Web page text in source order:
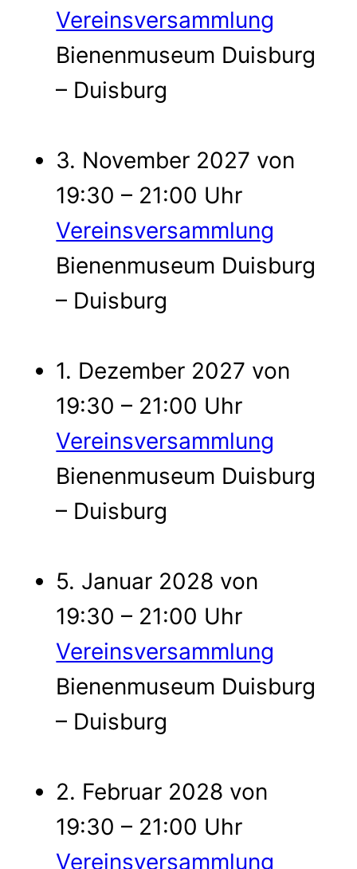
Vereinsversammlung
Bienenmuseum Duisburg
– Duisburg
3. November 2027 von
19:30 – 21:00 Uhr
Vereinsversammlung
Bienenmuseum Duisburg
– Duisburg
1. Dezember 2027 von
19:30 – 21:00 Uhr
Vereinsversammlung
Bienenmuseum Duisburg
– Duisburg
5. Januar 2028 von
19:30 – 21:00 Uhr
Vereinsversammlung
Bienenmuseum Duisburg
– Duisburg
2. Februar 2028 von
19:30 – 21:00 Uhr
Vereinsversammlung